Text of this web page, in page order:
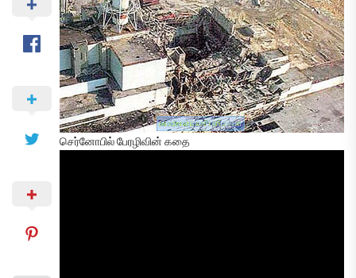
செர்னோபில் பேரழிவின் கதை